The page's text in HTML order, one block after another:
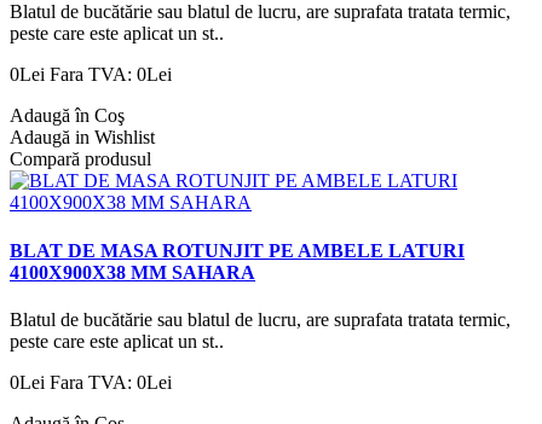
Blatul de bucătărie sau blatul de lucru, are suprafata tratata termic,
peste care este aplicat un st..
0Lei Fara TVA: 0Lei
Adaugă în Coş
Adaugă in Wishlist
Compară produsul
BLAT DE MASA ROTUNJIT PE AMBELE LATURI
4100X900X38 MM SAHARA
Blatul de bucătărie sau blatul de lucru, are suprafata tratata termic,
peste care este aplicat un st..
0Lei Fara TVA: 0Lei